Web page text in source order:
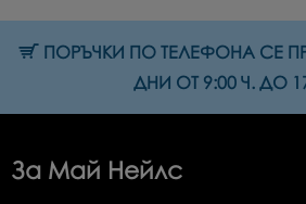
ПОРЪЧКИ ПО ТЕЛЕФОНА СЕ
ДНИ ОТ 9:00 Ч. ДО
За Май Нейлс